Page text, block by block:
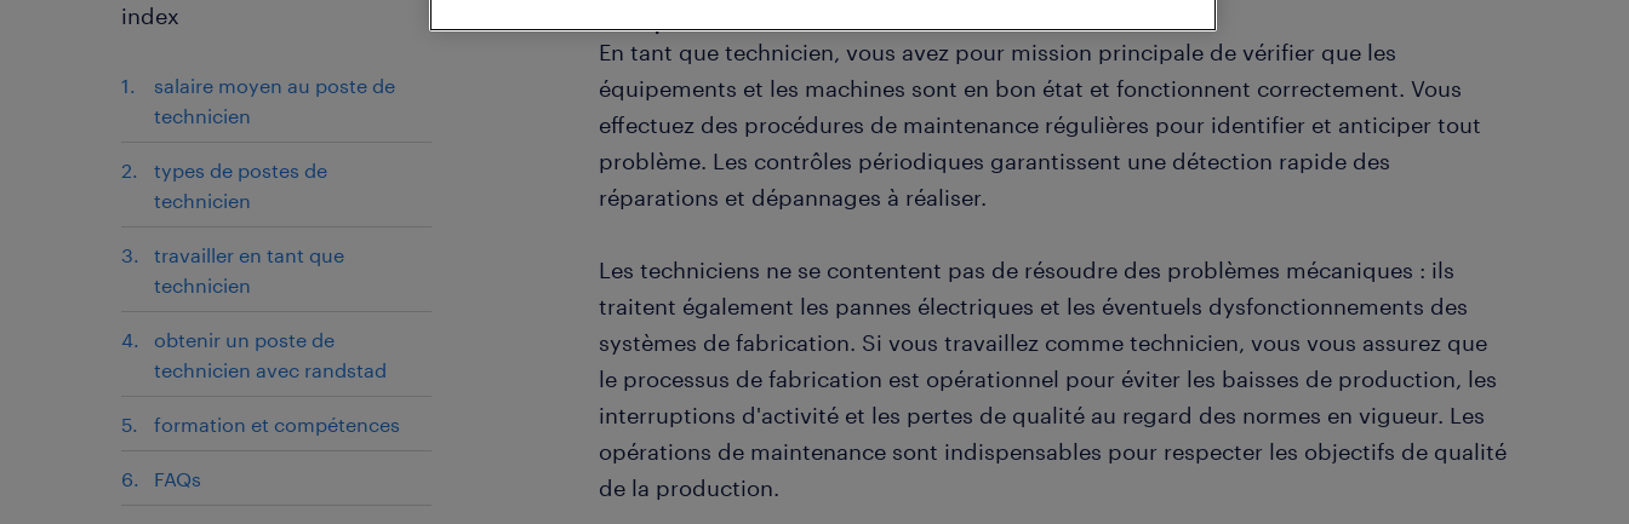
index
salaire moyen au poste de
technicien
types de postes de
technicien
travailler en tant que
technicien
obtenir un poste de
technicien avec randstad
formation et compétences
FAQs
En tant que technicien, vous avez pour mission principale de vérifier que les
équipements et les machines sont en bon état et fonctionnent correctement. Vous
effectuez des procédures de maintenance régulières pour identifier et anticiper tout
problème. Les contrôles périodiques garantissent une détection rapide des
réparations et dépannages à réaliser.
Les techniciens ne se contentent pas de résoudre des problèmes mécaniques : ils
traitent également les pannes électriques et les éventuels dysfonctionnements des
systèmes de fabrication. Si vous travaillez comme technicien, vous vous assurez que
le processus de fabrication est opérationnel pour éviter les baisses de production, les
interruptions d'activité et les pertes de qualité au regard des normes en vigueur. Les
opérations de maintenance sont indispensables pour respecter les objectifs de qualité
de la production.